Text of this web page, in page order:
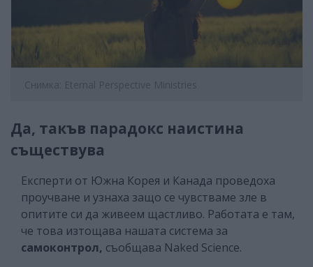
Снимка: Eternal Perspective Ministries
Да, такъв парадокс наистина
съществува
Експерти от Южна Корея и Канада проведоха
проучване и узнаха защо се чувстваме зле в
опитите си да живеем щастливо. Работата е там,
че това изтощава нашата система за
самоконтрол, съобщава Naked Science.